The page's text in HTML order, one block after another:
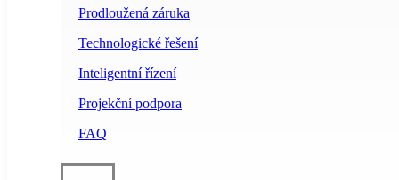
Prodloužená záruka
Technologické řešení
Inteligentní řízení
Projekční podpora
FAQ